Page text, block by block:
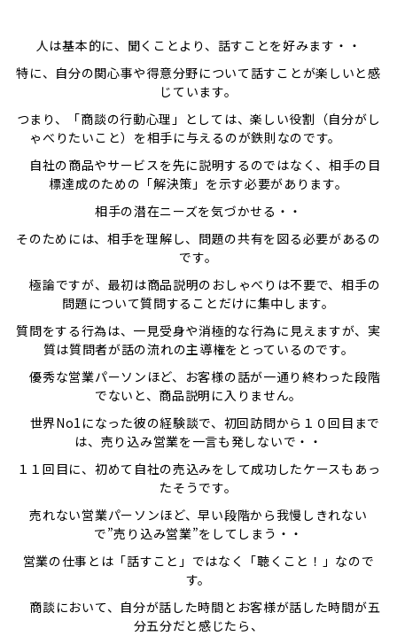
人は基本的に、聞くことより、話すことを好みます・・
特に、自分の関心事や得意分野について話すことが楽しいと感
じています。
つまり、「商談の行動心理」としては、楽しい役割（自分がし
ゃべりたいこと）を相手に与えるのが鉄則なのです。
自社の商品やサービスを先に説明するのではなく、相手の目
標達成のための「解決策」を示す必要があります。
相手の潜在ニーズを気づかせる・・
そのためには、相手を理解し、問題の共有を図る必要があるの
です。
極論ですが、最初は商品説明のおしゃべりは不要で、相手の
問題について質問することだけに集中します。
質問をする行為は、一見受身や消極的な行為に見えますが、実
質は質問者が話の流れの主導権をとっているのです。
優秀な営業パーソンほど、お客様の話が一通り終わった段階
でないと、商品説明に入りません。
世界No1になった彼の経験談で、初回訪問から１０回目まで
は、売り込み営業を一言も発しないで・・
１１回目に、初めて自社の売込みをして成功したケースもあっ
たそうです。
売れない営業パーソンほど、早い段階から我慢しきれない
で”売り込み営業”をしてしまう・・
営業の仕事とは「話すこと」ではなく「聴くこと！」なので
す。
商談において、自分が話した時間とお客様が話した時間が五
分五分だと感じたら、